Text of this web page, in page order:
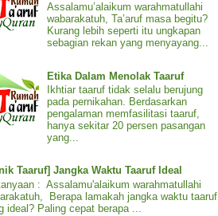
Assalamu’alaikum warahmatullahi
wabarakatuh, Ta’aruf masa begitu?
Kurang lebih seperti itu ungkapan
sebagian rekan yang menyayang...
Etika Dalam Menolak Taaruf
Ikhtiar taaruf tidak selalu berujung
pada pernikahan. Berdasarkan
pengalaman memfasilitasi taaruf,
hanya sekitar 20 persen pasangan
yang...
Taaruf] Jangka Waktu Taaruf Ideal
: Assalamu'alaikum warahmatullahi
Berapa lamakah jangka waktu taaruf
ideal? Paling cepat berapa ...